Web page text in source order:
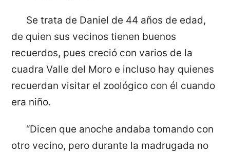
Se trata de Daniel de 44 años de edad,
de quien sus vecinos tienen buenos
recuerdos, pues creció con varios de la
cuadra Valle del Moro e incluso hay quienes
recuerdan visitar el zoológico con él cuando
era niño.
“Dicen que anoche andaba tomando con
otro vecino, pero durante la madrugada no